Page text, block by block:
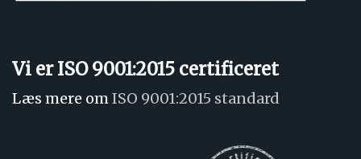
Vi er ISO 9001:2015 certificeret
Læs mere omISO 9001:2015 standard